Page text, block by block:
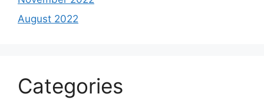
August 2022
Categories